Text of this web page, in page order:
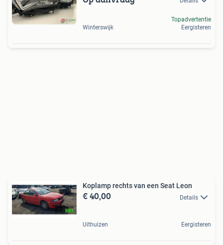
Winterswijk
Topadvertentie
Eergisteren
Koplamp rechts van een Seat Leon
€ 40,00 Details
Uithuizen Eergisteren